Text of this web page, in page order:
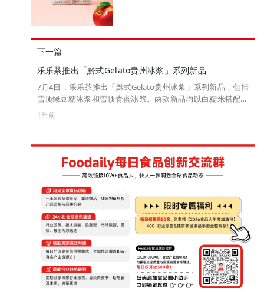
下一篇
乐乐茶推出「黔式Gelato贵州冰浆」系列新品
7月4日，乐乐茶推出「黔式Gelato贵州冰浆」系列新品，包括
雪顶绿豆糯冰浆和雪顶青蜜冰浆。两款新品均以白糯米搭配冰
块搅打而成的冰浆为基底，搭配生椰乳、明治抹茶冰淇淋和抹
茶粉，米香浓郁，清新沁爽。其中，雪顶绿豆糯冰浆添加绵软
沙糯的绿豆蓉，搭配丝滑芝士酪酪，口感扎实绵密；雪顶青蜜
冰浆选用新鲜青瓜和网纹蜜瓜，搭配冰块搅打成果浆，甘甜清
爽，果味浓郁。目前两款新品已上线官方小程序，雪顶绿豆糯
冰浆和雪顶青蜜冰浆售价分别为24元/杯、22元/杯。（来源：
1年前